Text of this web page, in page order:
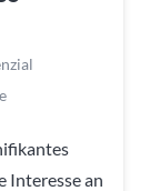
Interesse an